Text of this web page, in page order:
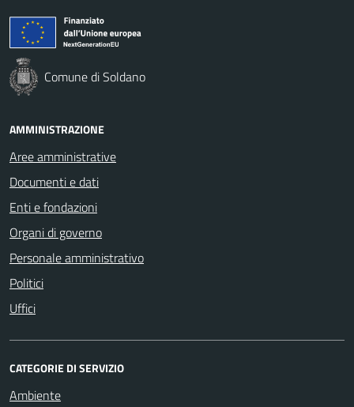
Comune di Soldano
AMMINISTRAZIONE
Aree amministrative
Documenti e dati
Enti e fondazioni
Organi di governo
Personale amministrativo
Politici
Uffici
CATEGORIE DI SERVIZIO
Ambiente